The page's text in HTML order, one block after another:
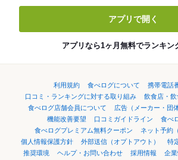
アプリで開く
アプリなら1ヶ月無料でランキン
利用規約 食べログについて
携帯電話
口コミ・ランキングに対する取り組み
飲食店・
食べログ店舗会員について
広告（メーカー・団
機能改善要望
口コミガイドライン
食べ
食べログプレミアム無料クーポン
ネット予約
個人情報保護方針
外部送信（オプトアウト）
特
推奨環境
ヘルプ・お問い合わせ 採用情報 企